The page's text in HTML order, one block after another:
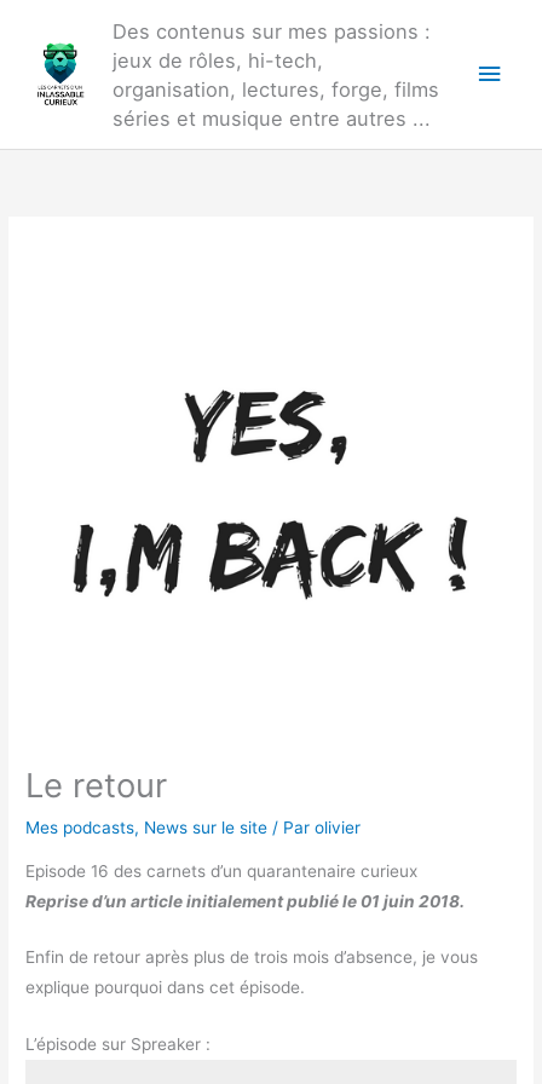
contenu
Des contenus sur mes passions :
jeux de rôles, hi-tech,
organisation, lectures, forge, films
séries et musique entre autres ...
Le retour
Mes podcasts, News sur le site / Parolivier
Episode 16 des carnets d’un quarantenaire curieux
Reprise d’un article initialement publié le 01 juin 2018.
Enfin de retour après plus de trois mois d’absence, je vous
explique pourquoi dans cet épisode.
L’épisode sur Spreaker :